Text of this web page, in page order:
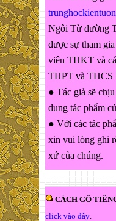
Ngôi Từ đường
được sự tham
viên THKT và
THPT và THCS
● Tác giả sẽ
dung tác phẩm
● Với các tác
xin vui lòng ghi
xứ của chúng.
CÁCH GÕ
click vào đây